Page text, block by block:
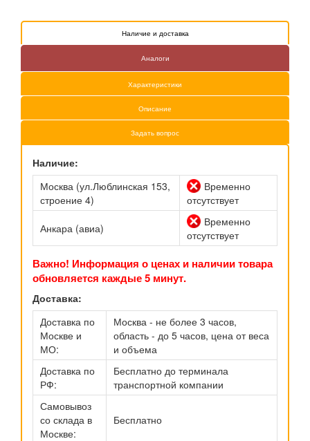
Наличие и доставка
Аналоги
Характеристики
Описание
Задать вопрос
Наличие:
Москва (ул.Люблинская 153,
строение 4)
Временно
отсутствует
Анкара (авиа)
Временно
отсутствует
Важно! Информация о ценах и наличии товара
обновляется каждые 5 минут.
Доставка:
Доставка по
Москве и
МО:
Москва - не более 3 часов,
область - до 5 часов, цена от веса
и объема
Доставка по
РФ:
Бесплатно до терминала
транспортной компании
Самовывоз
со склада в
Москве:
Бесплатно